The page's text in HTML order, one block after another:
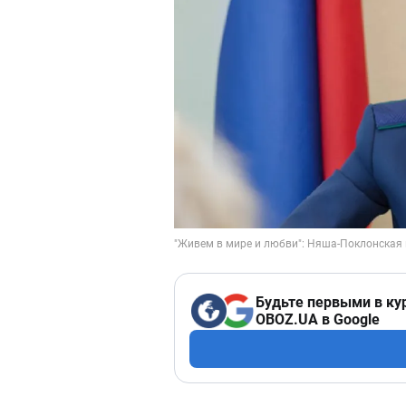
Будьте первыми в
OBOZ.UA в Google